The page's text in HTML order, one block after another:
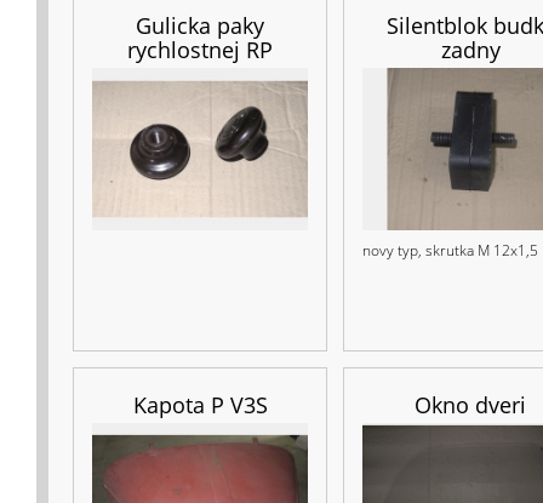
Gulicka paky
rychlostnej RP
Silentblok
zadny
novy typ, skrutka M 12x1,5
Kapota P V3S Okno dveri